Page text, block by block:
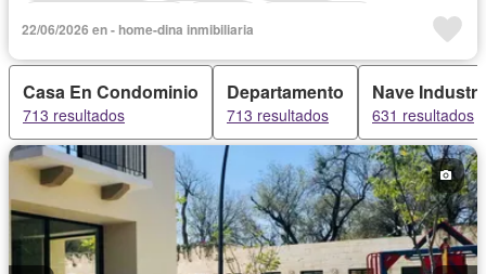
Completamente amueblado
22/06/2026 en - home-dina inmibiliaria
Casa En Condominio
713 resultados
Departamento
713 resultados
Nave
631 resultados